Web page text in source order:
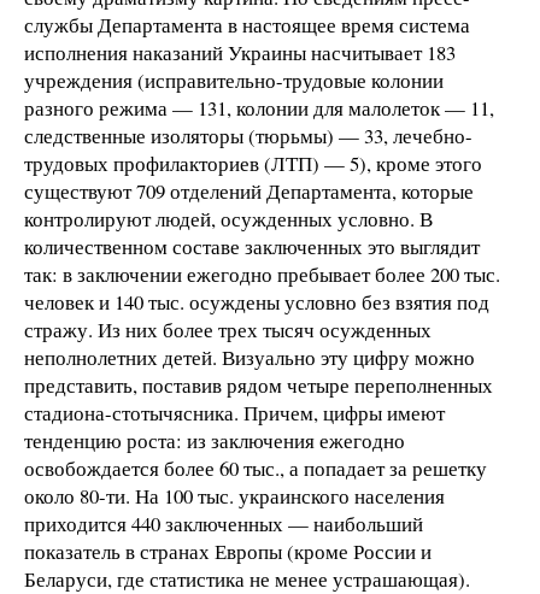
службы Департамента в настоящее время система
исполнения наказаний Украины насчитывает 183
учреждения (исправительно-трудовые колонии
разного режима — 131, колонии для малолеток — 11,
следственные изоляторы (тюрьмы) — 33, лечебно-
трудовых профилакториев (ЛТП) — 5), кроме этого
существуют 709 отделений Департамента, которые
контролируют людей, осужденных условно. В
количественном составе заключенных это выглядит
так: в заключении ежегодно пребывает более 200 тыс.
человек и 140 тыс. осуждены условно без взятия под
стражу. Из них более трех тысяч осужденных
неполнолетних детей. Визуально эту цифру можно
представить, поставив рядом четыре переполненных
стадиона-стотычясника. Причем, цифры имеют
тенденцию роста: из заключения ежегодно
освобождается более 60 тыс., а попадает за решетку
около 80-ти. На 100 тыс. украинского населения
приходится 440 заключенных — наибольший
показатель в странах Европы (кроме России и
Беларуси, где статистика не менее устрашающая).